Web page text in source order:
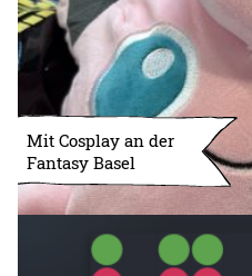
Mit Cosplay an der
Fantasy Basel